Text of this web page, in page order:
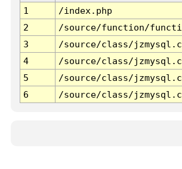
1
/index.php
2
/source/function/
3
/source/class/
4
/source/class/
5
/source/class/
6
/source/class/